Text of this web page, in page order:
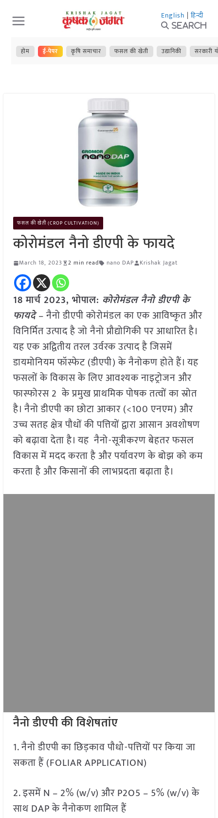
Skip
to
content
English | हिन्दी
Search
होम ई-पेपर कृषि समाचार फसल की खेती उद्यानिकी सरकारी
फसल की खेती (CROP CULTIVATION)
कोरोमंडल नैनो डीएपी के फायदे
March 18, 2023 2 min read nano DAP Krishak Jagat
18 मार्च 2023, भोपाल: कोरोमंडल नैनो डीएपी के
फायदे– नैनो डीएपी कोरोमंडल का एक आविष्कृत और
विनिर्मित उत्पाद है जो नैनो प्रौद्योगिकी पर आधारित है।
यह एक अद्वितीय तरल उर्वरक उत्पाद है जिसमें
डायमोनियम फॉस्फेट (डीएपी) के नैनोकण होते हैं। यह
फसलों के विकास के लिए आवश्यक नाइट्रोजन और
फास्फोरस 2 के प्रमुख प्राथमिक पोषक तत्वों का स्रोत
है। नैनो डीएपी का छोटा आकार (<100 एनएम) और
उच्च सतह क्षेत्र पौधों की पत्तियों द्वारा आसान अवशोषण
को बढ़ावा देता है। यह नैनो-सूत्रीकरण बेहतर फसल
विकास में मदद करता है और पर्यावरण के बोझ को कम
करता है और किसानों की लाभप्रदता बढ़ाता है।
नैनो डीएपी की विशेषतांए
1. नैनो डीएपी का छिड़काव पौधो-पत्तियों पर किया जा
सकता हैं (FOLIAR APPLICATION)
2. इसमें N – 2% (w/v) और P2O5 – 5% (w/v) के
साथ DAP के नैनोकण शामिल हैं